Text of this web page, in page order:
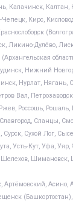
Калачинск,
Кирс,
Ликино-Дулёво,
Нижний
Нурлат,
Вал,
Россошь,
Сланцы,
Сухой Лог,
Усть-Кут, Уфа,
Асино,